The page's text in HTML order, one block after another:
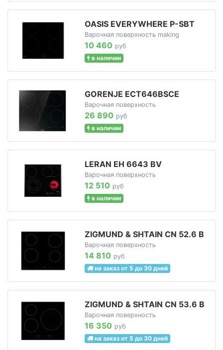
OASIS EVERYWHERE P-SBT
Варочная поверхность making
10 460 руб
в наличии
GORENJE ECT646BSCE
Варочная поверхность
26 890 руб
в наличии
LERAN EH 6643 BV
Варочная поверхность
12 510 руб
в наличии
ZIGMUND & SHTAIN CN 52.6 B
Варочная поверхность
14 810 руб
на заказ от 5 до 30 дней
ZIGMUND & SHTAIN CN 53.6 B
Варочная поверхность
16 350 руб
на заказ от 5 до 30 дней